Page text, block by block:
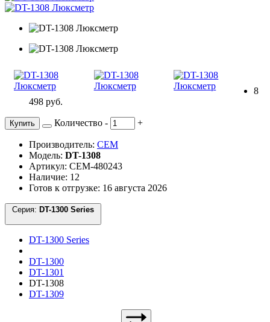
8
498 руб.
Купить Количество - +
Производитель: CEM
Модель: DT-1308
Артикул: CEM-480243
Наличие: 12
Готов к отгрузке: 16 августа 2026
Серия:
DT-1300 Series
DT-1300
DT-1301
DT-1308
DT-1309